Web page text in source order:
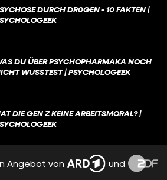
DURCH DR0GEN - 10 FAKTEN |
DU ÜBER PSYCHOPHARMAKA NOCH
WUSSTEST | PSYCHOLOGEEK
DIE GEN Z KEINE ARBEITSMORAL? |
SOCIAL MEDIA UNSERE MENTAL
HEALTH KAPUTT? | PSYCHOLOGEEK
Angebot von und